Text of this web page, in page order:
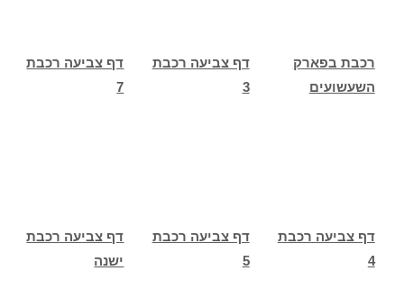
דף צביעה רכבת
7
דף צביעה רכבת
3
רכבת בפארק
השעשועים
דף צביעה רכבת
ישנה
דף צביעה רכבת
5
דף צביעה רכבת
4